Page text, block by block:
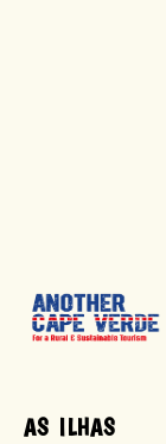
AS ILHAS